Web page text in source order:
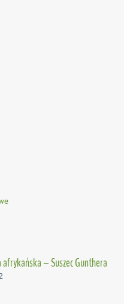
afrykańska – Suszec Gunthera